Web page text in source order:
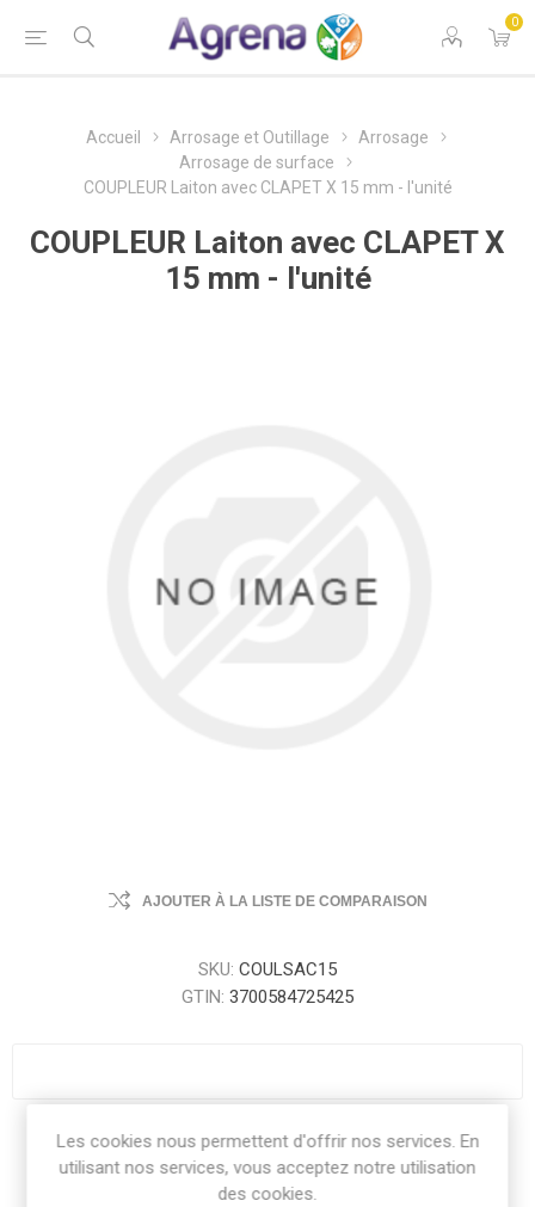
0
Accueil Arrosage et Outillage
Arrosage
Arrosage de surface
COUPLEUR Laiton avec CLAPET X 15 mm - l'unité
COUPLEUR Laiton avec CLAPET X
15 mm - l'unité
AJOUTER À LA LISTE DE COMPARAISON
SKU: COULSAC15
GTIN: 3700584725425
Share:
Les cookies nous permettent d'offrir nos services. En
utilisant nos services, vous acceptez notre utilisation
des cookies.